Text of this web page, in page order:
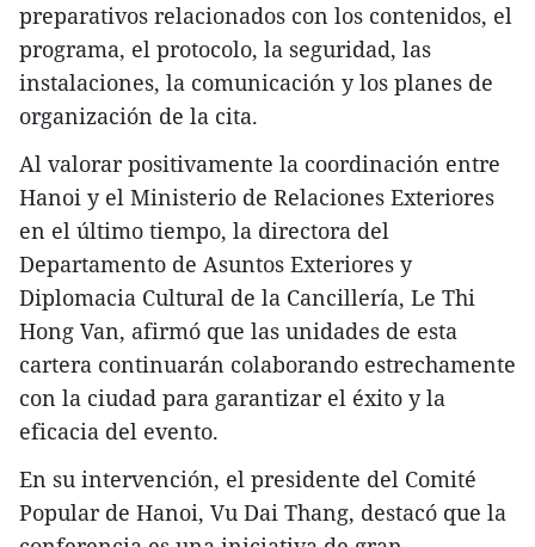
preparativos relacionados con los contenidos, el
programa, el protocolo, la seguridad, las
instalaciones, la comunicación y los planes de
organización de la cita.
​Al valorar positivamente la coordinación entre
Hanoi y el Ministerio de Relaciones Exteriores
en el último tiempo, la directora del
Departamento de Asuntos Exteriores y
Diplomacia Cultural de la Cancillería, Le Thi
Hong Van, afirmó que las unidades de esta
cartera continuarán colaborando estrechamente
con la ciudad para garantizar el éxito y la
eficacia del evento.
En su intervención, el presidente del Comité
Popular de Hanoi, Vu Dai Thang, destacó que la